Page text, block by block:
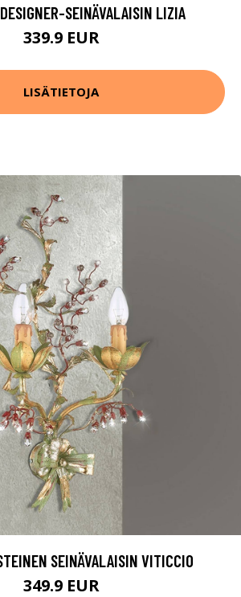
SEINÄVALAISIN LIZIA
339.9 EUR
LISÄTIETOJA
SEINÄVALAISIN VITICCIO
349.9 EUR